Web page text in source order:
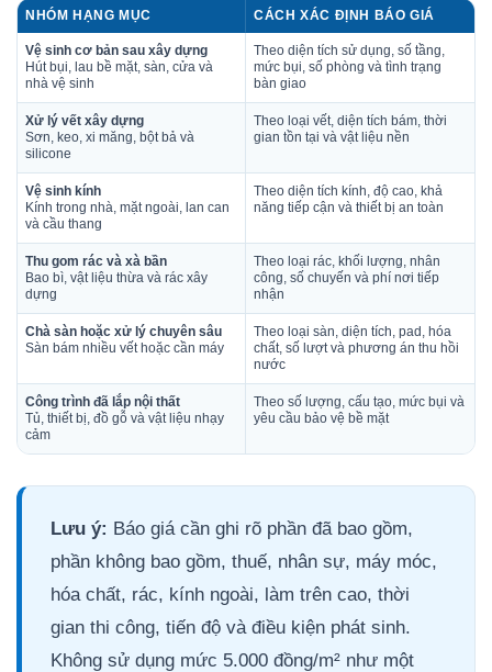
NHÓM HẠNG MỤC CÁCH XÁC ĐỊNH BÁO GIÁ
Vệ sinh cơ bản sau xây dựng
Hút bụi, lau bề mặt, sàn, cửa và
nhà vệ sinh
Theo diện tích sử dụng, số tầng,
mức bụi, số phòng và tình trạng
bàn giao
Xử lý vết xây dựng
Sơn, keo, xi măng, bột bả và
silicone
Theo loại vết, diện tích bám, thời
gian tồn tại và vật liệu nền
Vệ sinh kính
Kính trong nhà, mặt ngoài, lan can
và cầu thang
Theo diện tích kính, độ cao, khả
năng tiếp cận và thiết bị an toàn
Thu gom rác và xà bần
Bao bì, vật liệu thừa và rác xây
dựng
Theo loại rác, khối lượng, nhân
công, số chuyến và phí nơi tiếp
nhận
Chà sàn hoặc xử lý chuyên sâu
Sàn bám nhiều vết hoặc cần máy
Theo loại sàn, diện tích, pad, hóa
chất, số lượt và phương án thu hồi
nước
Công trình đã lắp nội thất
Tủ, thiết bị, đồ gỗ và vật liệu nhạy
cảm
Theo số lượng, cấu tạo, mức bụi và
yêu cầu bảo vệ bề mặt
Lưu ý: Báo giá cần ghi rõ phần đã bao gồm,
phần không bao gồm, thuế, nhân sự, máy móc,
hóa chất, rác, kính ngoài, làm trên cao, thời
gian thi công, tiến độ và điều kiện phát sinh.
Không sử dụng mức 5.000 đồng/m² như một